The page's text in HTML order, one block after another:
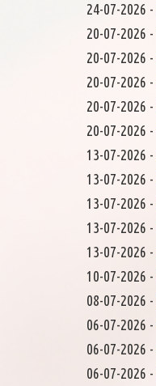
24-07-2026 -
20-07-2026 -
20-07-2026 -
20-07-2026 -
20-07-2026 -
20-07-2026 -
13-07-2026 -
13-07-2026 -
13-07-2026 -
13-07-2026 -
13-07-2026 -
10-07-2026 -
08-07-2026 -
06-07-2026 -
06-07-2026 -
06-07-2026 -